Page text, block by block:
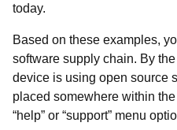
today.
Based on these examples,
software supply chain. By
device is using open source
placed somewhere within
“help” or “support” menu